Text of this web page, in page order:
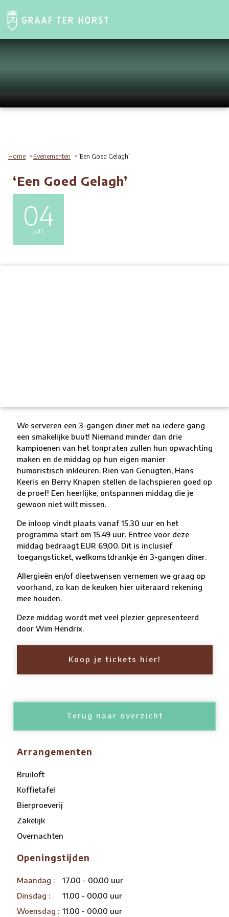
Home Evenementen ‘Een Goed Gelagh’
‘Een Goed Gelagh’
04
jan
We serveren een 3-gangen diner met na iedere gang
een smakelijke buut! Niemand minder dan drie
kampioenen van het tonpraten zullen hun opwachting
maken en de middag op hun eigen manier
humoristisch inkleuren. Rien van Genugten, Hans
Keeris en Berry Knapen stellen de lachspieren goed op
de proef! Een heerlijke, ontspannen middag die je
gewoon niet wilt missen.
De inloop vindt plaats vanaf 15.30 uur en het
programma start om 15.49 uur. Entree voor deze
middag bedraagt EUR 69,00. Dit is inclusief
toegangsticket, welkomstdrankje én 3-gangen diner.
Allergieën en/of dieetwensen vernemen we graag op
voorhand, zo kan de keuken hier uiteraard rekening
mee houden.
Deze middag wordt met veel plezier gepresenteerd
door Wim Hendrix.
Koop je tickets hier!
Terug naar overzicht
Arrangementen
Bruiloft
Koffietafel
Bierproeverij
Zakelijk
Overnachten
Openingstijden
Maandag :
17.00 - 00.00 uur
Dinsdag :
11.00 - 00.00 uur
Woensdag : 11.00 - 00.00 uur